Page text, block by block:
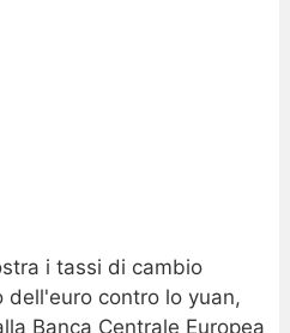
i tassi di cambio
contro lo yuan,
Banca Centrale Europea